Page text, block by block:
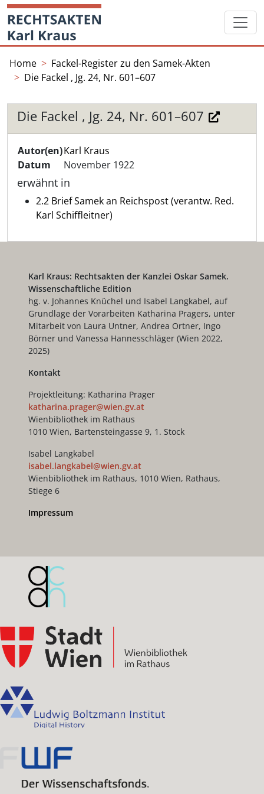
Skip
content
Startseite
Home
Fackel-Register zu den Samek-Akten
Die Fackel , Jg. 24, Nr. 601–607
Die Fackel , Jg. 24, Nr. 601–607
Autor(en)Karl Kraus
Datum
November 1922
erwähnt in
2.2 Brief Samek an Reichspost (verantw. Red.
Karl Schiffleitner)
Karl Kraus: Rechtsakten der Kanzlei Oskar Samek.
Wissenschaftliche Edition
hg. v. Johannes Knüchel und Isabel Langkabel, auf
Grundlage der Vorarbeiten Katharina Pragers, unter
Mitarbeit von Laura Untner, Andrea Ortner, Ingo
Börner und Vanessa Hannesschläger (Wien 2022,
2025)
Kontakt
Projektleitung: Katharina Prager
katharina.prager@wien.gv.at
Wienbibliothek im Rathaus
1010 Wien, Bartensteingasse 9, 1. Stock
Isabel Langkabel
isabel.langkabel@wien.gv.at
Wienbibliothek im Rathaus, 1010 Wien, Rathaus,
Stiege 6
Impressum